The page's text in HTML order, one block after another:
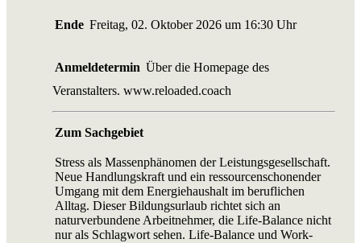
Ende Freitag, 02. Oktober 2026 um 16:30 Uhr
Anmeldetermin Über die Homepage des
Veranstalters. www.reloaded.coach
Zum Sachgebiet
Stress als Massenphänomen der Leistungsgesellschaft.
Neue Handlungskraft und ein ressourcenschonender
Umgang mit dem Energiehaushalt im beruflichen
Alltag. Dieser Bildungsurlaub richtet sich an
naturverbundene Arbeitnehmer, die Life-Balance nicht
nur als Schlagwort sehen. Life-Balance und Work-